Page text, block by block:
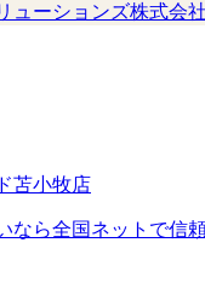
ューションズ株式会社
苫小牧店
なら全国ネットで信